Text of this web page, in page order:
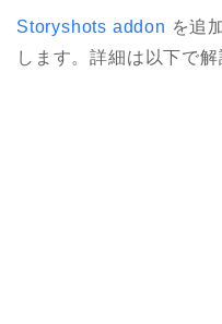
Storyshots addon を追
します。詳細は以下で解